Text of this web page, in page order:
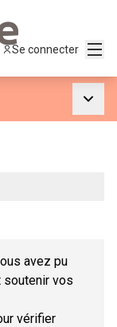
Se connecter
avez pu
soutenir vos
vérifier